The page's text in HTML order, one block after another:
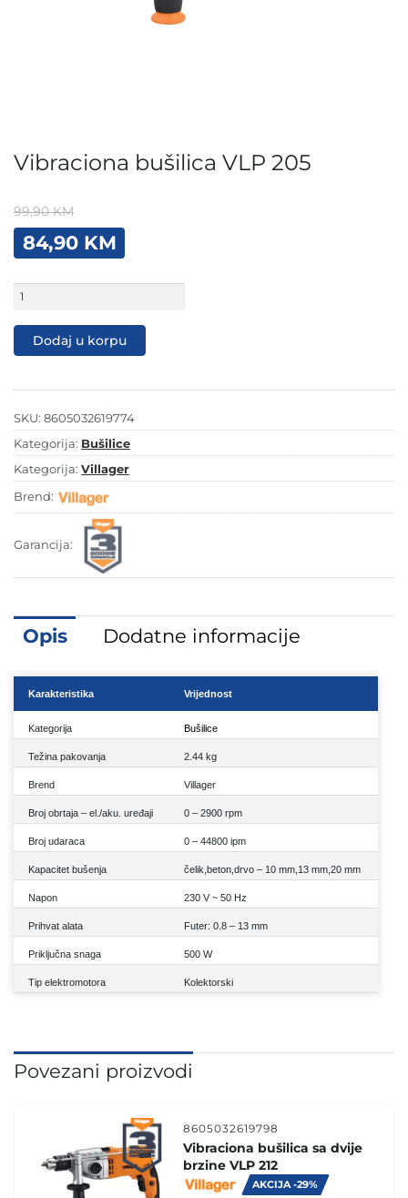
Vibraciona bušilica VLP 205
99,90KM
Original
price
99,90 KM.
84,90 KM
Current
price
Vibraciona
bušilica
205
količina
Dodaj u korpu
SKU: 8605032619774
Kategorija: Bušilice
Kategorija: Villager
Brend:
Garancija:
Opis Dodatne informacije
Karakteristika Vrijednost
Kategorija Bušilice
Težina pakovanja 2.44 kg
Brend Villager
Broj obrtaja – el./aku. uređaji 0 – 2900 rpm
Broj udaraca 0 – 44800 ipm
Kapacitet bušenja čelik,beton,drvo – 10 mm,13 mm,20 mm
Napon 230 V ~ 50 Hz
Prihvat alata Futer: 0.8 – 13 mm
Priključna snaga 500 W
Tip elektromotora Kolektorski
Povezani proizvodi
8605032619798
Vibraciona bušilica sa dvije
brzine VLP 212
AKCIJA -29%